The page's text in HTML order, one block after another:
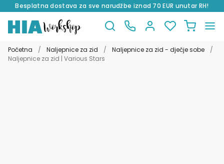
Besplatna dostava za sve narudžbe iznad 70 EUR unutar RH!
na
navigaciju
do
sadržaja
Početna / Naljepnice za zid / Naljepnice za zid - dječje sobe
/
Naljepnice za zid | Various Stars